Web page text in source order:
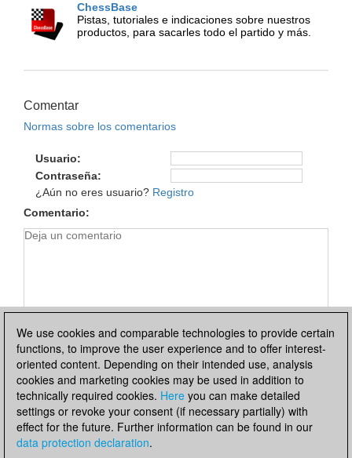
ChessBase
Pistas, tutoriales e indicaciones sobre nuestros
productos, para sacarles todo el partido y más.
Comentar
Normas sobre los comentarios
Usuario
Contraseña
¿Aún no eres usuario? Registro
Comentario
Política de privacidad|Pie de imprenta|Para contactar
Cookies Management|
We use cookies and comparable technologies to provide certain
functions, to improve the user experience and to offer interest-
oriented content. Depending on their intended use, analysis
cookies and marketing cookies may be used in addition to
technically required cookies. Here you can make detailed
settings or revoke your consent (if necessary partially) with
effect for the future. Further information can be found in our
data protection declaration.